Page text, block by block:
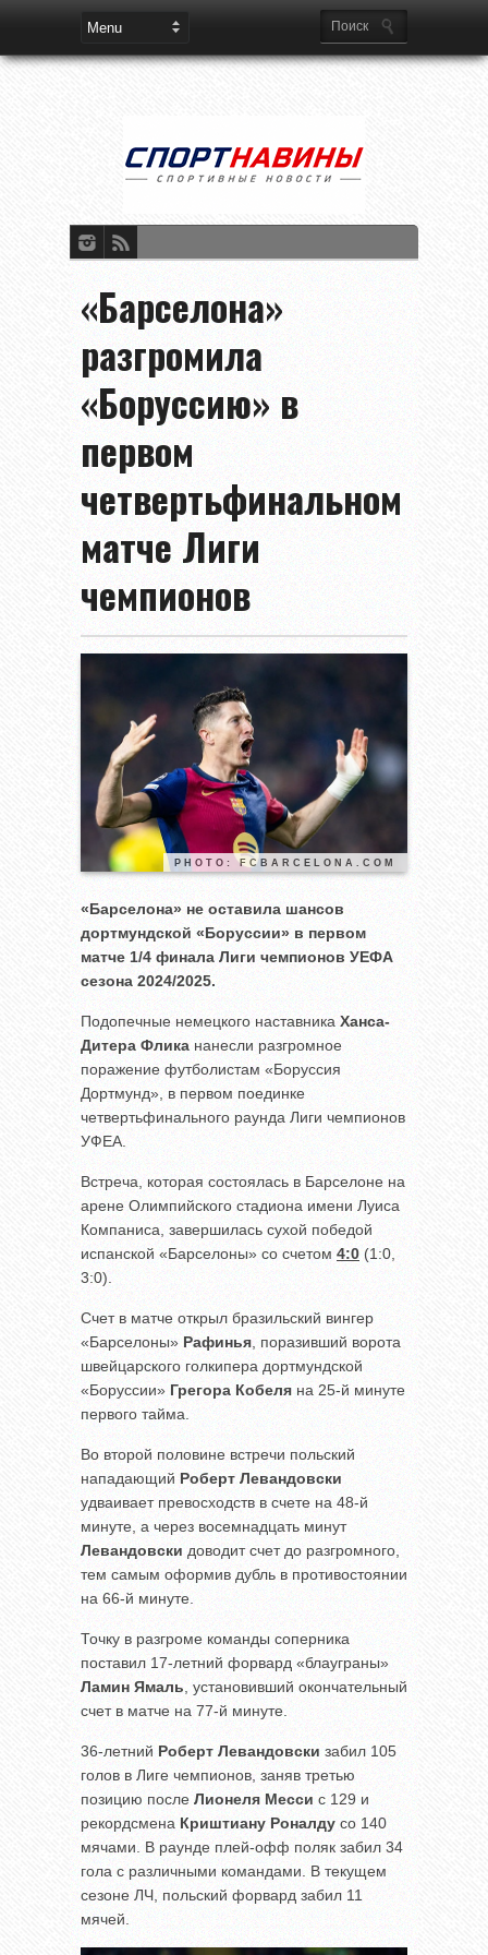
«Барселона»
разгромила
«Боруссию» в
первом
четвертьфинальном
матче Лиги
чемпионов
PHOTO: FCBARCELONA.COM
«Барселона» не оставила шансов
дортмундской «Боруссии» в первом
матче 1/4 финала Лиги чемпионов УЕФА
сезона 2024/2025.
Подопечные немецкого наставника Ханса-
Дитера Флика нанесли разгромное
поражение футболистам «Боруссия
Дортмунд», в первом поединке
четвертьфинального раунда Лиги чемпионов
УФЕА.
Встреча, которая состоялась в Барселоне на
арене Олимпийского стадиона имени Луиса
Компаниса, завершилась сухой победой
испанской «Барселоны» со счетом 4:0 (1:0,
3:0).
Счет в матче открыл бразильский вингер
«Барселоны» Рафинья , поразивший ворота
швейцарского голкипера дортмундской
«Боруссии» Грегора Кобеля на 25-й минуте
первого тайма.
Во второй половине встречи польский
нападающий Роберт Левандовски
удваивает превосходств в счете на 48-й
минуте, а через восемнадцать минут
Левандовски доводит счет до разгромного,
тем самым оформив дубль в противостоянии
на 66-й минуте.
Точку в разгроме команды соперника
поставил 17-летний форвард «блауграны»
Ламин Ямаль , установивший окончательный
счет в матче на 77-й минуте.
36-летний Роберт Левандовски забил 105
голов в Лиге чемпионов, заняв третью
позицию после Лионеля Месси с 129 и
рекордсмена Криштиану Роналду со 140
мячами. В раунде плей-офф поляк забил 34
гола с различными командами. В текущем
сезоне ЛЧ, польский форвард забил 11
мячей.